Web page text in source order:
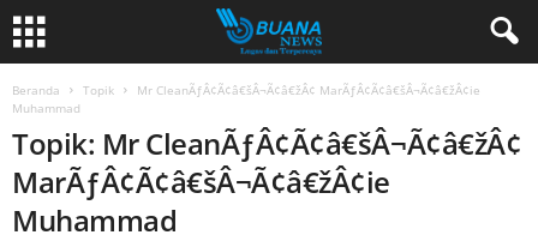
Beranda Topik
Mr CleanÃƒÂ¢Ã¢â€šÂ¬Ã¢â€žÂ¢ MarÃƒÂ¢Ã¢â€šÂ¬Ã¢â€žÂ¢ie
Muhammad
Topik: Mr CleanÃƒÂ¢Ã¢â€šÂ¬Ã¢â€žÂ¢
MarÃƒÂ¢Ã¢â€šÂ¬Ã¢â€žÂ¢ie
Muhammad